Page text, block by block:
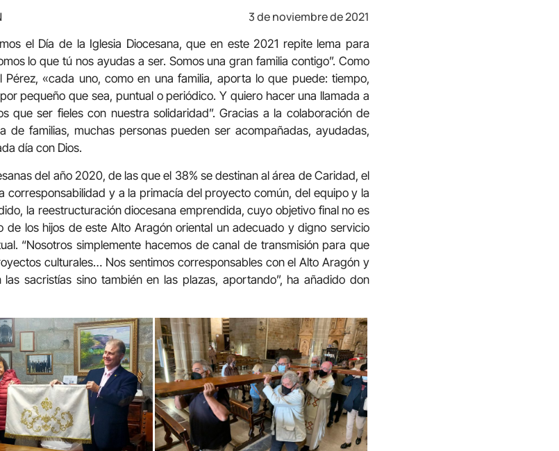
3 de noviembre de 2021
el Día de la Iglesia Diocesana, que en este 2021 repite lema para
lo que tú nos ayudas a ser. Somos una gran familia contigo”. Como
«cada uno, como en una familia, aporta lo que puede: tiempo,
pequeño que sea, puntual o periódico. Y quiero hacer una llamada a
que ser fieles con nuestra solidaridad”. Gracias a la colaboración de
de familias, muchas personas pueden ser acompañadas, ayudadas,
día con Dios.
del año 2020, de las que el 38% se destinan al área de Caridad, el
corresponsabilidad y a la primacía del proyecto común, del equipo y la
la reestructuración diocesana emprendida, cuyo objetivo final no es
los hijos de este Alto Aragón oriental un adecuado y digno servicio
“Nosotros simplemente hacemos de canal de transmisión para que
culturales… Nos sentimos corresponsables con el Alto Aragón y
sacristías sino también en las plazas, aportando”, ha añadido don